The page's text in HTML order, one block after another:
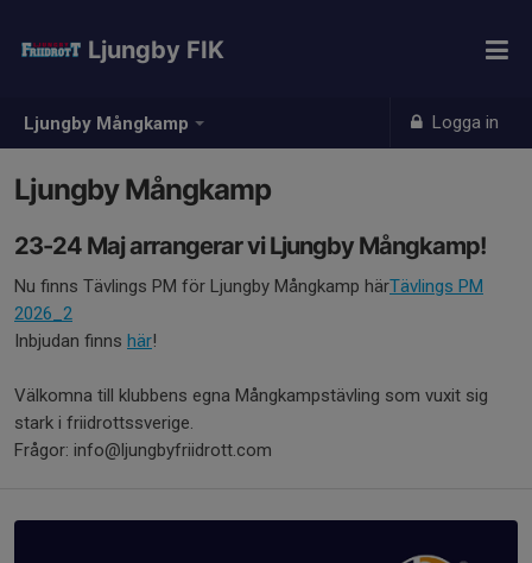
Ljungby Mångkamp Logga in
Ljungby FIK
Ljungby Mångkamp
23-24 Maj arrangerar vi Ljungby Mångkamp!
Nu finns Tävlings PM för Ljungby Mångkamp härTävlings PM
2026_2
Inbjudan finns här!
Välkomna till klubbens egna Mångkampstävling som vuxit sig
stark i friidrottssverige.
Frågor: info@ljungbyfriidrott.com